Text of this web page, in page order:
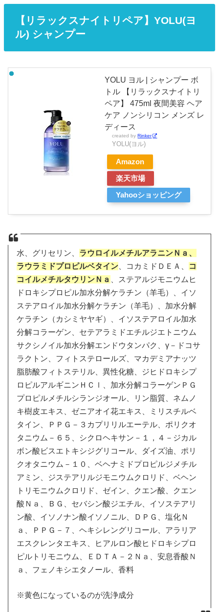
【リラックスナイトリペア】YOLU(ヨ
ル) シャンプー
YOLU ヨル | シャンプー ボ
トル 【リラックスナイトリ
ペア】 475ml 夜間美容 ヘア
ケア ノンシリコン メンズ レ
ディース
created byRinker
YOLU(ヨル)
Amazon
楽天市場
Yahooショッピング
水、グリセリン、 ラウロイルメチルアラニンＮａ、
ラウラミドプロピルベタイン 、コカミドＤＥＡ、
コ
コイルメチルタウリンＮａ
、ステアルジモニウムヒ
ドロキシプロピル加水分解ケラチン（羊毛）、イソ
ステアロイル加水分解ケラチン（羊毛）、加水分解
ケラチン（カシミヤヤギ）、イソステアロイル加水
分解コラーゲン、セテアラミドエチルジエトニウム
サクシノイル加水分解エンドウタンパク、γ－ドコサ
ラクトン、フィトステロールズ、マカデミアナッツ
脂肪酸フィトステリル、異性化糖、ジヒドロキシプ
ロピルアルギニンＨＣｌ、加水分解コラーゲンＰＧ
プロピルメチルシランジオール、リン脂質、ネムノ
キ樹皮エキス、ゼニアオイ花エキス、ミリスチルベ
タイン、ＰＰＧ－３カプリリルエーテル、ポリクオ
タニウム－６５、シクロヘキサン－１，４－ジカル
ボン酸ビスエトキシジグリコール、ダイズ油、ポリ
クオタニウム－１０、ベヘナミドプロピルジメチル
アミン、ジステアリルジモニウムクロリド、ベヘン
トリモニウムクロリド、ゼイン、クエン酸、クエン
酸Ｎａ、ＢＧ、セバシン酸ジエチル、イソステアリ
ン酸、イソノナン酸イソノニル、ＤＰＧ、塩化Ｎ
ａ、ＰＰＧ－７、ヘキシレングリコール、アラリア
エスクレンタエキス、ヒアルロン酸ヒドロキシプロ
ピルトリモニウム、ＥＤＴＡ－２Ｎａ、安息香酸Ｎ
ａ、フェノキシエタノール、香料
※黄色になっているのが洗浄成分